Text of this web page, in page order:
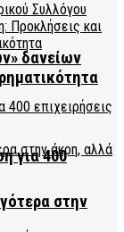
δανείων
για 400
στην